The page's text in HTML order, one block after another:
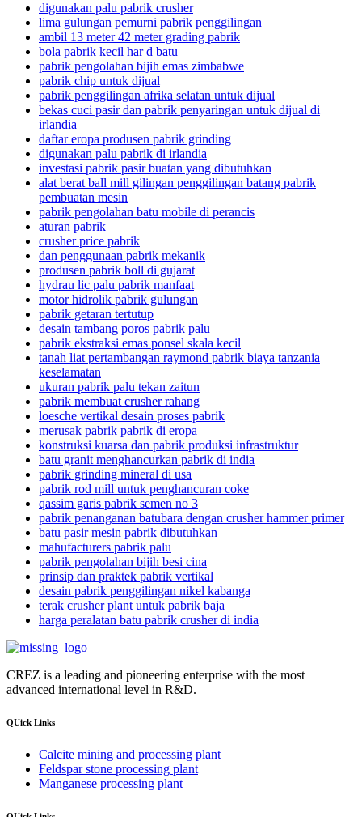
digunakan palu pabrik crusher
lima gulungan pemurni pabrik penggilingan
ambil 13 meter 42 meter grading pabrik
bola pabrik kecil har d batu
pabrik pengolahan bijih emas zimbabwe
pabrik chip untuk dijual
pabrik penggilingan afrika selatan untuk dijual
bekas cuci pasir dan pabrik penyaringan untuk dijual di
irlandia
daftar eropa produsen pabrik grinding
digunakan palu pabrik di irlandia
investasi pabrik pasir buatan yang dibutuhkan
alat berat ball mill gilingan penggilingan batang pabrik
pembuatan mesin
pabrik pengolahan batu mobile di perancis
aturan pabrik
crusher price pabrik
dan penggunaan pabrik mekanik
produsen pabrik boll di gujarat
hydrau lic palu pabrik manfaat
motor hidrolik pabrik gulungan
pabrik getaran tertutup
desain tambang poros pabrik palu
pabrik ekstraksi emas ponsel skala kecil
tanah liat pertambangan raymond pabrik biaya tanzania
keselamatan
ukuran pabrik palu tekan zaitun
pabrik membuat crusher rahang
loesche vertikal desain proses pabrik
merusak pabrik pabrik di eropa
konstruksi kuarsa dan pabrik produksi infrastruktur
batu granit menghancurkan pabrik di india
pabrik grinding mineral di usa
pabrik rod mill untuk penghancuran coke
qassim garis pabrik semen no 3
pabrik penanganan batubara dengan crusher hammer primer
batu pasir mesin pabrik dibutuhkan
mahufacturers pabrik palu
pabrik pengolahan bijih besi cina
prinsip dan praktek pabrik vertikal
desain pabrik penggilingan nikel kabanga
terak crusher plant untuk pabrik baja
harga peralatan batu pabrik crusher di india
CREZ is a leading and pioneering enterprise with the most
advanced international level in R&D.
QUick Links
Calcite mining and processing plant
Feldspar stone processing plant
Manganese processing plant